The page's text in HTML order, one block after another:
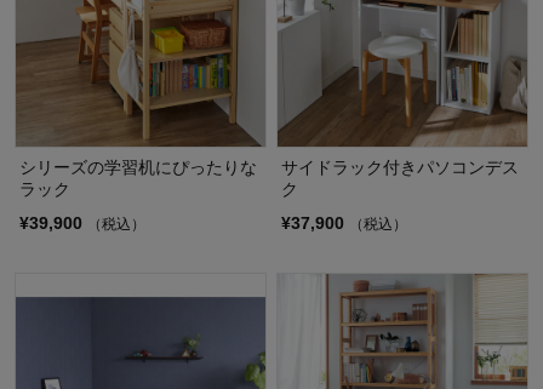
シリーズの学習机にぴったりな
ラック
¥39,900
（税込）
サイドラック付きパソコンデス
ク
¥37,900
（税込）